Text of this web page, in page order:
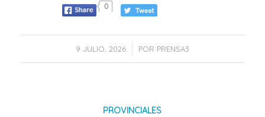
0
9 JULIO, 2026
/ POR PRENSA3
PROVINCIALES